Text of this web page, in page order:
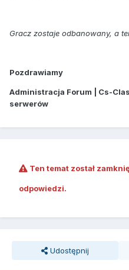
Gracz zostaje odbanowany, a
Pozdrawiamy
Administracja Forum | Cs-
serwerów
Ten temat został
odpowiedzi.
Udostępnij